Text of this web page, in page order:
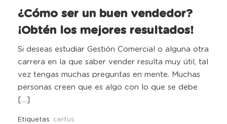
¿Cómo ser un buen vendedor?
¡Obtén los mejores resultados!
Si deseas estudiar Gestión Comercial o alguna otra
carrera en la que saber vender resulta muy útil, tal
vez tengas muchas preguntas en mente. Muchas
personas creen que es algo con lo que se debe
[…]
Etiquetas certus